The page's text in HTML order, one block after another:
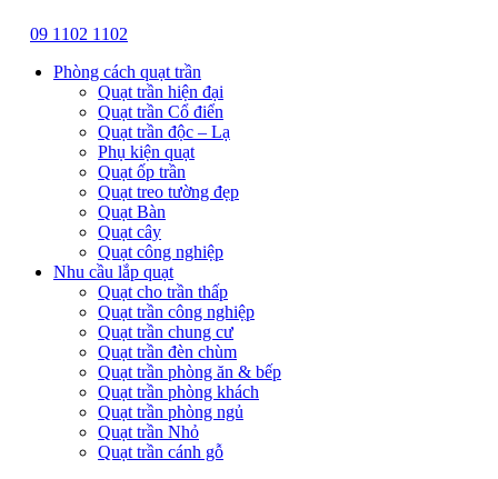
09 1102 1102
Phòng cách quạt trần
Quạt trần hiện đại
Quạt trần Cổ điển
Quạt trần độc – Lạ
Phụ kiện quạt
Quạt ốp trần
Quạt treo tường đẹp
Quạt Bàn
Quạt cây
Quạt công nghiệp
Nhu cầu lắp quạt
Quạt cho trần thấp
Quạt trần công nghiệp
Quạt trần chung cư
Quạt trần đèn chùm
Quạt trần phòng ăn & bếp
Quạt trần phòng khách
Quạt trần phòng ngủ
Quạt trần Nhỏ
Quạt trần cánh gỗ